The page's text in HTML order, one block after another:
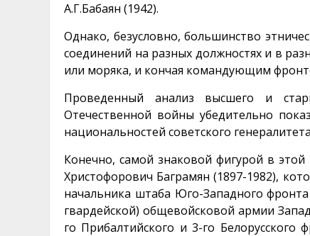
А.Г.Бабаян (1942).
Однако, безусловно, большинство
соединений на разных должностях и в
или моряка, и кончая командующим
Проведенный анализ высшего и
Отечественной войны убедительно
национальностей советского
Конечно, самой знаковой фигурой в
Христофорович Баграмян (1897-1982),
начальника штаба Юго-Западного
гвардейской) общевойсковой армии
го Прибалтийского и 3-го